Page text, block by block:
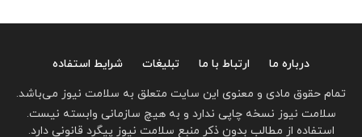
درباره ما ارتباط با ما تبلیغات
شرایط استفاده
تمام حقوق مادی و معنوی این سایت متعلق به سلامت نیوز می‌باشد.
سلامت نیوز نسخه چاپی ندارد و به هیچ سازمانی وابسته نیست.
استفاده از مطالب بدون ذکر منبع سلامت نیوز پیگرد قانونی دارد.